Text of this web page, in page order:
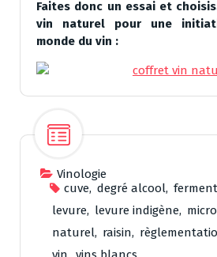
Faites donc un essai et
vin naturel pour une
monde du vin :
Vinologie
cuve, degré alcool,
levure, levure indigène,
naturel, raisin,